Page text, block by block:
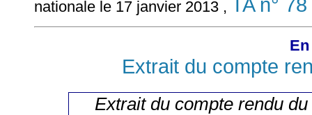
nationale le 17 janvier 2013 , TA n° 78
Extrait du compte
Extrait du compte rendu